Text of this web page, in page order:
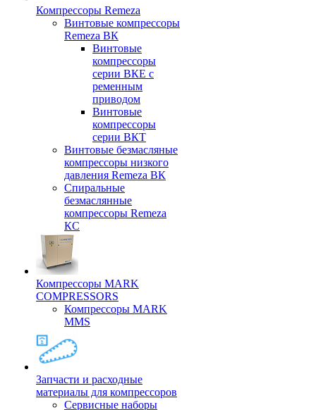
Компрессоры Remeza
Винтовые компрессоры
Remeza ВК
Винтовые
компрессоры
серии ВКЕ с
ременным
приводом
Винтовые
компрессоры
серии ВКТ
Винтовые безмасляные
компрессоры низкого
давления Remeza ВК
Спиральные
безмаслянные
компрессоры Remeza
КС
Компрессоры MARK
COMPRESSORS
Компрессоры MARK
MMS
Запчасти и расходные
материалы для компрессоров
Cервисные наборы